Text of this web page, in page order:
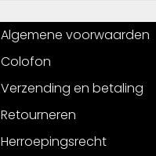
Algemene voorwaarden
Colofon
Verzending en betaling
Retourneren
Herroepingsrecht